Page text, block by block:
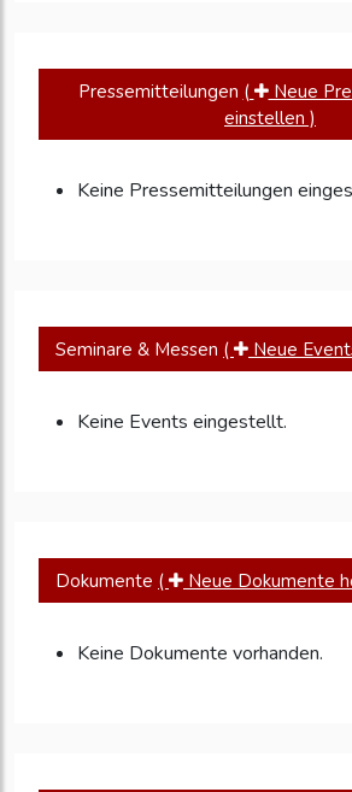
Pressemitteilungen (
Neue
einstellen )
Keine Pressemitteilungen
Seminare & Messen ( Neue
Keine Events eingestellt.
Dokumente ( Neue Dokumente
Keine Dokumente vorhanden.